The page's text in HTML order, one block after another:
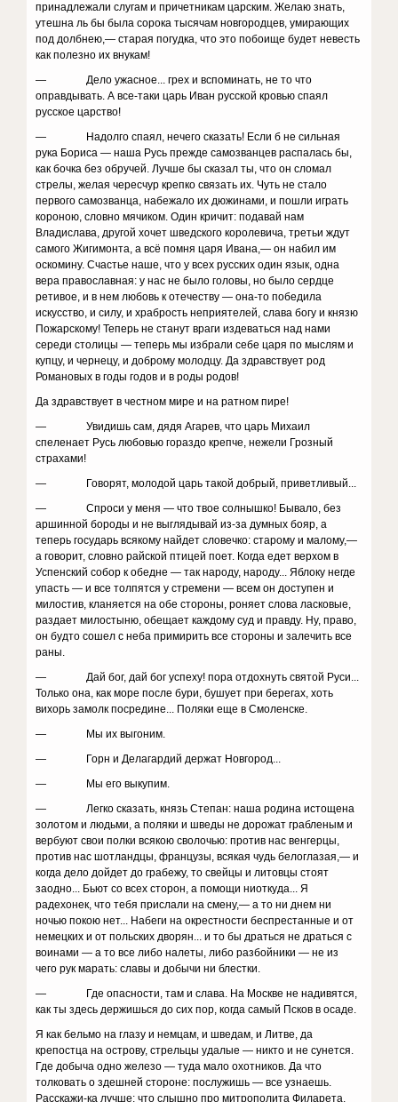
принадлежали слугам и причетникам царским. Желаю знать,
утешна ль бы была сорока тысячам новгородцев, умирающих
под долбнею,— старая погудка, что это побоище будет невесть
как полезно их внукам!
— Дело ужасное... грех и вспоминать, не то что
оправдывать. А все-таки царь Иван русской кровью спаял
русское царство!
— Надолго спаял, нечего сказать! Если б не сильная
рука Бориса — наша Русь прежде самозванцев распа­лась бы,
как бочка без обручей. Лучше бы сказал ты, что он сломал
стрелы, желая чересчур крепко связать их. Чуть не стало
первого самозванца, набежало их дюжинами, и пошли играть
короною, словно мячиком. Один кричит: подавай нам
Владислава, другой хочет шведского королевича, третьи ждут
самого Жигимонта, а всё помня царя Ивана,— он набил им
оскомину. Счастье наше, что у всех русских один язык, одна
вера православная: у нас не было головы, но было сердце
ретивое, и в нем любовь к отечеству — она-то победила
искусство, и силу, и храбрость неприятелей, слава богу и князю
Пожарскому! Теперь не станут враги издевать­ся над нами
середи столицы — теперь мы избрали себе царя по мыслям и
купцу, и чернецу, и доброму молодцу. Да здравствует род
Романовых в годы годов и в роды родов!
Да здравствует в честном мире и на ратном пире!
— Увидишь сам, дядя Агарев, что царь Михаил
спеленает Русь любовью гораздо крепче, нежели Гроз­ный
страхами!
— Говорят, молодой царь такой добрый, приветли­вый...
— Спроси у меня — что твое солнышко! Бывало, без
аршинной бороды и не выглядывай из-за думных бояр, а
теперь государь всякому найдет словечко: ста­рому и малому,—
а говорит, словно райской птицей поет. Когда едет верхом в
Успенский собор к обедне — так народу, народу... Яблоку негде
упасть — и все толпятся у стремени — всем он доступен и
милостив, кланяется на обе стороны, роняет слова ласковые,
раз­дает милостыню, обещает каждому суд и правду. Ну, право,
он будто сошел с неба примирить все сторо­ны и залечить все
раны.
— Дай бог, дай бог успеху! пора отдохнуть святой Руси...
Только она, как море после бури, бушует при берегах, хоть
вихорь замолк посредине... Поляки еще в Смоленске.
— Мы их выгоним.
— Горн и Делагардий держат Новгород...
— Мы его выкупим.
— Легко сказать, князь Степан: наша родина исто­щена
золотом и людьми, а поляки и шведы не дорожат грабленым и
вербуют свои полки всякою сволочью: против нас венгерцы,
против нас шотландцы, французы, всякая чудь белоглазая,— и
когда дело дойдет до грабе­жу, то свейцы и литовцы стоят
заодно... Бьют со всех сторон, а помощи ниоткуда... Я
радехонек, что тебя прислали на смену,— а то ни днем ни
ночью покою нет... Набеги на окрестности беспрестанные и от
не­мецких и от польских дворян... и то бы драться не драться с
воинами — а то все либо налеты, либо раз­бойники — не из
чего рук марать: славы и добычи ни блестки.
— Где опасности, там и слава. На Москве не нади­вятся,
как ты здесь держишься до сих пор, когда самый Псков в осаде.
Я как бельмо на глазу и немцам, и шведам, и Литве, да
крепостца на острову, стрельцы удалые — никто и не сунется.
Где добыча одно железо — туда мало охотников. Да что
толковать о здешней стороне: послужишь — все узнаешь.
Расскажи-ка лучше: что слышно про митрополита Филарета,